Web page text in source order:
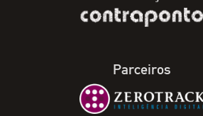
Parceiros